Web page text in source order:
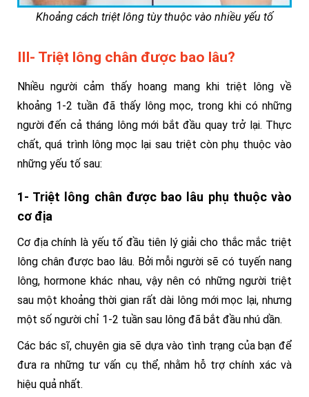
Khoảng cách triệt lông tùy thuộc vào nhiều yếu tố
III- Triệt lông chân được bao lâu?
Nhiều người cảm thấy hoang mang khi triệt lông về
khoảng 1-2 tuần đã thấy lông mọc, trong khi có những
người đến cả tháng lông mới bắt đầu quay trở lại. Thực
chất, quá trình lông mọc lại sau triệt còn phụ thuộc vào
những yếu tố sau:
1- Triệt lông chân được bao lâu phụ thuộc vào
cơ địa
Cơ địa chính là yếu tố đầu tiên lý giải cho thắc mắc triệt
lông chân được bao lâu. Bởi mỗi người sẽ có tuyến nang
lông, hormone khác nhau, vậy nên có những người triệt
sau một khoảng thời gian rất dài lông mới mọc lại, nhưng
một số người chỉ 1-2 tuần sau lông đã bắt đầu nhú dần.
Các bác sĩ, chuyên gia sẽ dựa vào tình trạng của bạn để
đưa ra những tư vấn cụ thể, nhằm hỗ trợ chính xác và
hiệu quả nhất.